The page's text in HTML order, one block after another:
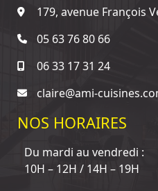
179, avenue François
05 63 76 80 66
06 33 17 31 24
claire@ami-
NOS HORAIRES
Du mardi au vendredi :
10H – 12H / 14H – 19H